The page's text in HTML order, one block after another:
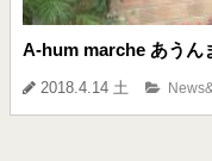
A-hum marche あうん
2018.4.14 土